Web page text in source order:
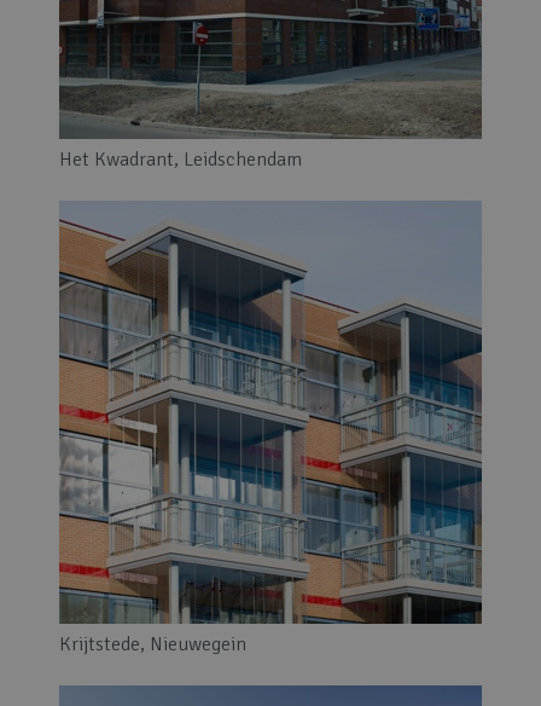
Het Kwadrant, Leidschendam
Krijtstede, Nieuwegein